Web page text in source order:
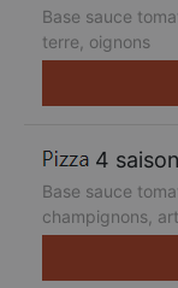
Base sauce
terre, oignons
4
Base sauce
champignons,